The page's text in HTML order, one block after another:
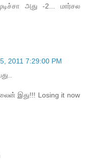
அது -2... மார்சல
2011 7:29:00 PM
இது!!! Losing it now